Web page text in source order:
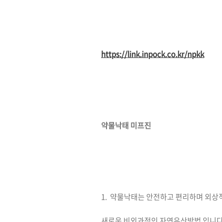
https://link.inpock.co.kr/npkk
약물낙태 미프진
1. 약물낙태는 안전하고 편리하며 외상